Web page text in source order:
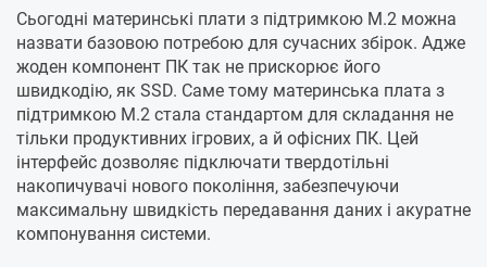
Сьогодні материнські плати з підтримкою M.2 можна
назвати базовою потребою для сучасних збірок. Адже
жоден компонент ПК так не прискорює його
швидкодію, як SSD. Саме тому материнська плата з
підтримкою M.2 стала стандартом для складання не
тільки продуктивних ігрових, а й офісних ПК. Цей
інтерфейс дозволяє підключати твердотільні
накопичувачі нового покоління, забезпечуючи
максимальну швидкість передавання даних і акуратне
компонування системи.